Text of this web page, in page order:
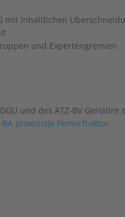
mit inhaltlichen
und Expertengremien
und des ATZ-BV
proximale Femurfraktur.